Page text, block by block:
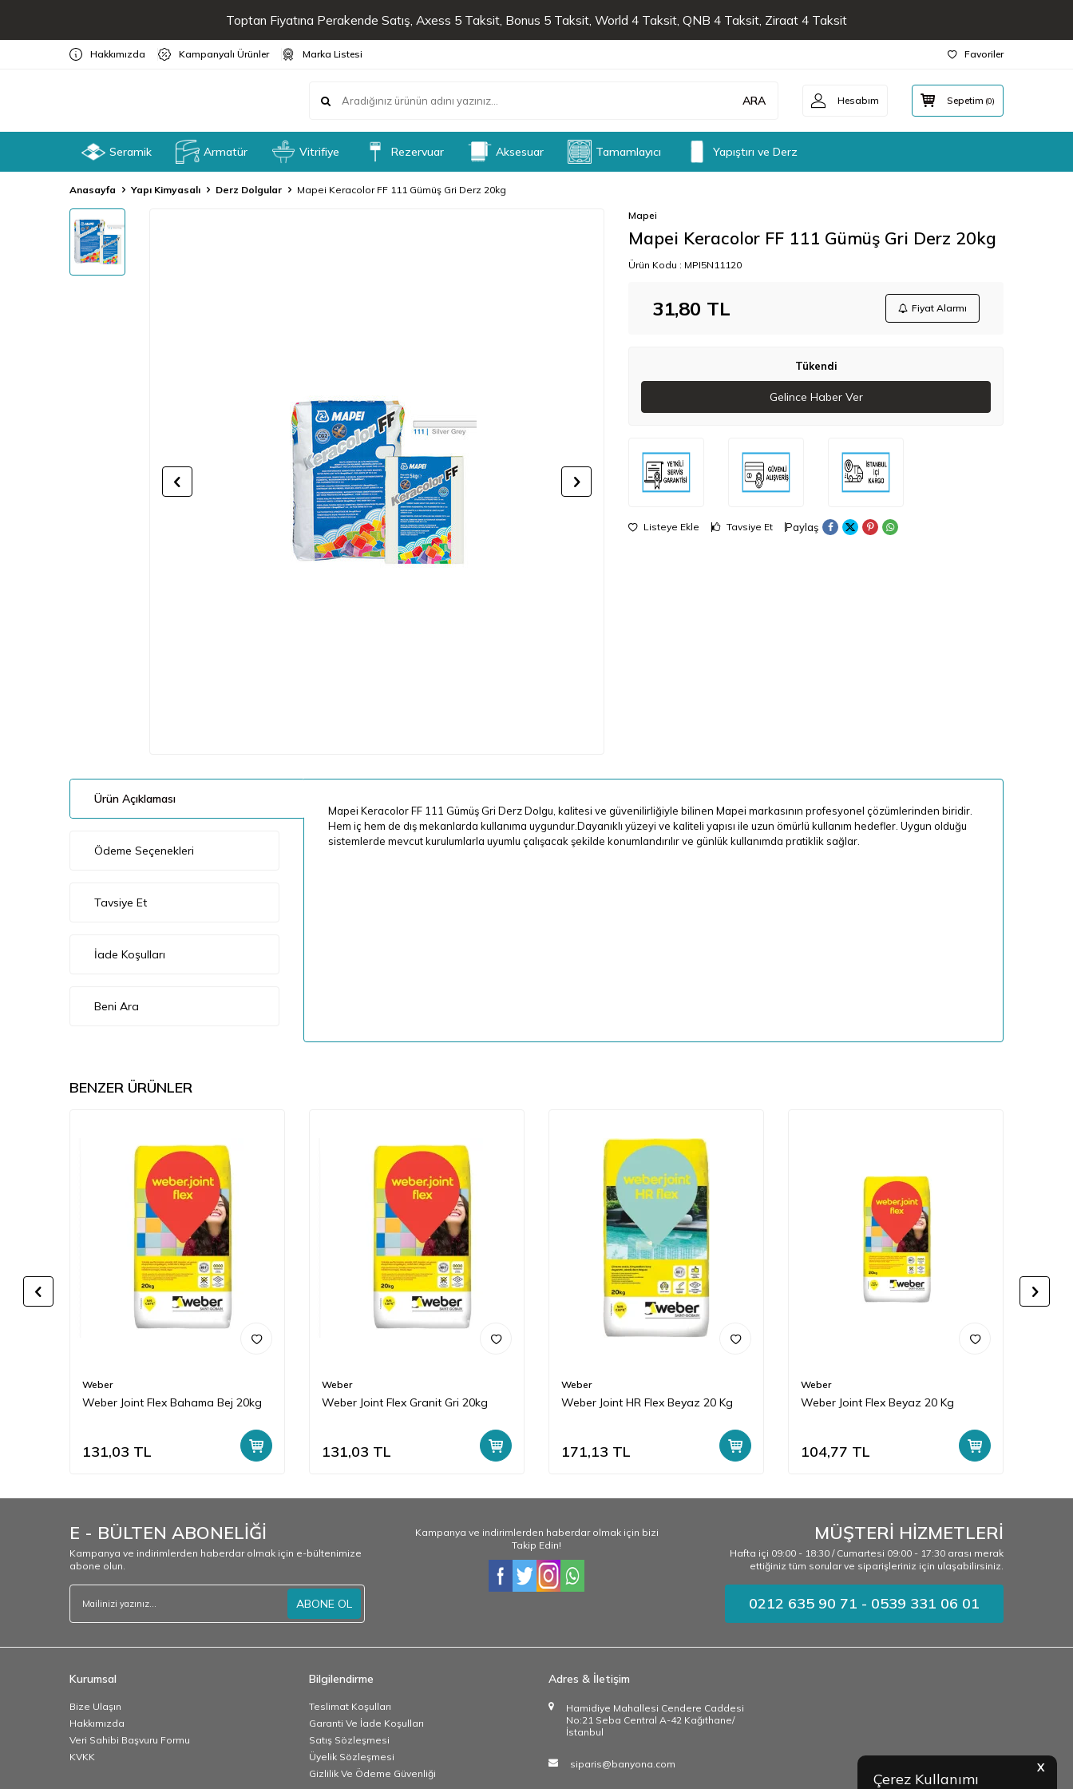
X
Çerez Kullanımı
Toptan Fiyatına Perakende Satış, Axess 5 Taksit, Bonus 5 Taksit, World 4 Taksit, QNB 4 Taksit, Ziraat 4 Taksit
Hakkımızda Kampanyalı Ürünler Marka Listesi Favoriler
ARA Hesabım Sepetim (0)
Seramik Armatür Vitrifiye Rezervuar Aksesuar Tamamlayıcı Yapıştırı ve Derz
Anasayfa Yapı Kimyasalı Derz Dolgular Mapei Keracolor FF 111 Gümüş Gri Derz 20kg
Mapei
Mapei Keracolor FF 111 Gümüş Gri Derz 20kg
Ürün Kodu : MPI5N11120
31,80 TL Fiyat Alarmı
Tükendi
Gelince Haber Ver
Listeye Ekle Tavsiye Et Paylaş
Ürün Açıklaması
Ödeme Seçenekleri
Tavsiye Et
İade Koşulları
Beni Ara
Mapei Keracolor FF 111 Gümüş Gri Derz Dolgu, kalitesi ve güvenilirliğiyle bilinen Mapei markasının profesyonel çözümlerinden biridir.
Hem iç hem de dış mekanlarda kullanıma uygundur.Dayanıklı yüzeyi ve kaliteli yapısı ile uzun ömürlü kullanım hedefler. Uygun olduğu
sistemlerde mevcut kurulumlarla uyumlu çalışacak şekilde konumlandırılır ve günlük kullanımda pratiklik sağlar.
BENZER ÜRÜNLER
Weber
Weber Joint Flex Bahama Bej 20kg
131,03 TL
Weber
Weber Joint Flex Granit Gri 20kg
131,03 TL
Weber
Weber Joint HR Flex Beyaz 20 Kg
171,13 TL
Weber
Weber Joint Flex Beyaz 20 Kg
104,77 TL
E - BÜLTEN ABONELİĞİ
Kampanya ve indirimlerden haberdar olmak için e-bültenimize
abone olun.
ABONE OL
Kampanya ve indirimlerden haberdar olmak için bizi
Takip Edin!
MÜŞTERİ HİZMETLERİ
Hafta içi 09:00 - 18:30 / Cumartesi 09:00 - 17:30 arası merak
ettiğiniz tüm sorular ve siparişleriniz için ulaşabilirsiniz.
0212 635 90 71 - 0539 331 06 01
Kurumsal
Bize Ulaşın
Hakkımızda
Veri Sahibi Başvuru Formu
KVKK
Bilgilendirme
Teslimat Koşulları
Garanti Ve İade Koşulları
Satış Sözleşmesi
Üyelik Sözleşmesi
Gizlilik Ve Ödeme Güvenliği
Adres & İletişim
Hamidiye Mahallesi Cendere Caddesi
No:21 Seba Central A-42 Kağıthane/
İstanbul
siparis@banyona.com